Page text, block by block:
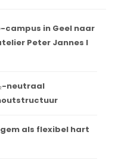
campus in Geel naar
Peter Jannes I
neutraal
als flexibel hart